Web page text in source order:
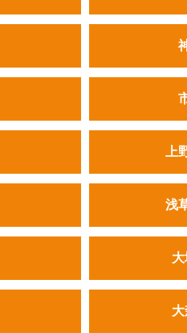
上
浅